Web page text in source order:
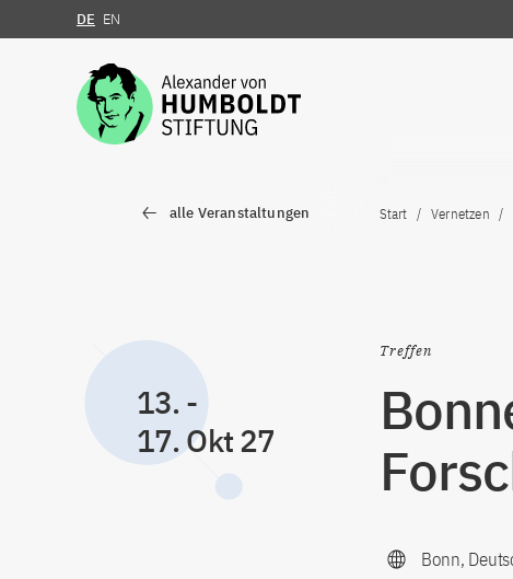
Zum Inhalt springen
DE EN
alle Veranstaltungen Start Vernetzen
13. -
17. Okt 27
Treffen
Bonn,